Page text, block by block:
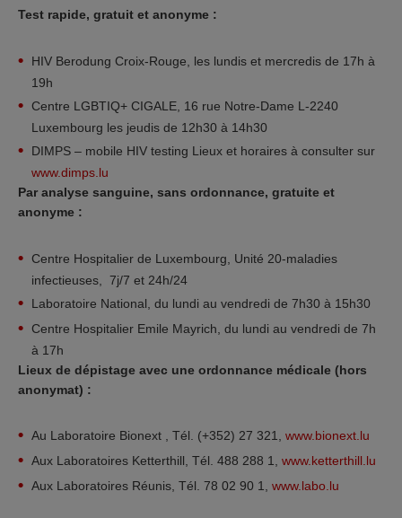
Test rapide, gratuit et anonyme :
HIV Berodung Croix-Rouge, les lundis et mercredis de 17h à
19h
Centre LGBTIQ+ CIGALE, 16 rue Notre-Dame L-2240
Luxembourg les jeudis de 12h30 à 14h30
DIMPS – mobile HIV testing Lieux et horaires à consulter sur
www.dimps.lu
Par analyse sanguine, sans ordonnance, gratuite et
anonyme :
Centre Hospitalier de Luxembourg, Unité 20-maladies
infectieuses, 7j/7 et 24h/24
Laboratoire National, du lundi au vendredi de 7h30 à 15h30
Centre Hospitalier Emile Mayrich, du lundi au vendredi de 7h
à 17h
Lieux de dépistage avec une ordonnance médicale (hors
anonymat) :
Au Laboratoire Bionext , Tél. (+352) 27 321, www.bionext.lu
Aux Laboratoires Ketterthill, Tél. 488 288 1, www.ketterthill.lu
Aux Laboratoires Réunis, Tél. 78 02 90 1, www.labo.lu